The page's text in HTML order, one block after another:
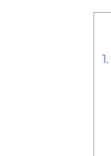
1.